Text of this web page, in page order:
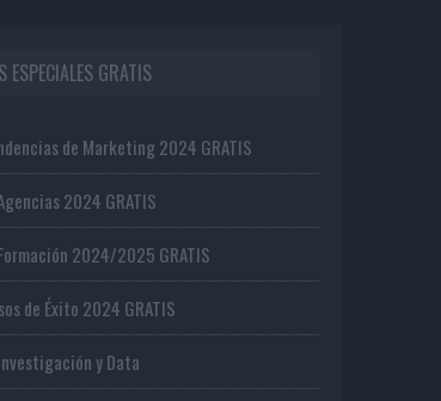
ESPECIALES GRATIS
de Marketing 2024 GRATIS
2024 GRATIS
2024/2025 GRATIS
de Éxito 2024 GRATIS
y Data